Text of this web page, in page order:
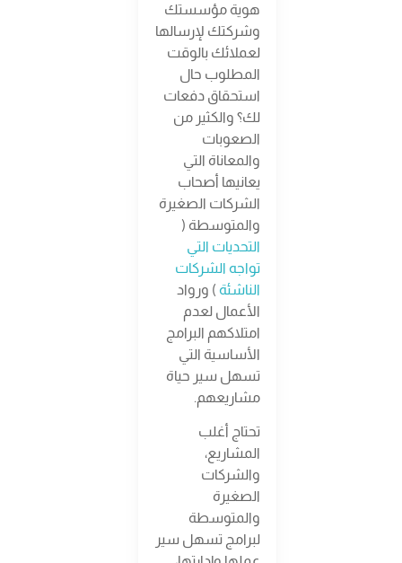
هوية مؤسستك
وشركتك لإرسالها
لعملائك بالوقت
المطلوب حال
استحقاق دفعات
لك؟ والكثير من
الصعوبات
والمعاناة التي
يعانيها أصحاب
الشركات الصغيرة
والمتوسطة (
التحديات التي
تواجه الشركات
الناشئة ) ورواد
الأعمال لعدم
امتلاكهم البرامج
الأساسية التي
تسهل سير حياة
مشاريعهم.
تحتاج أغلب
المشاريع،
والشركات
الصغيرة
والمتوسطة
لبرامج تسهل سير